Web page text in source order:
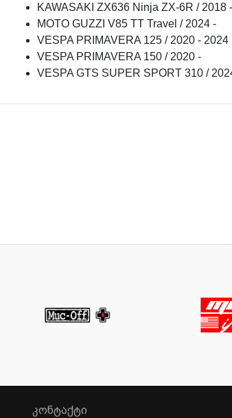
KAWASAKI ZX636 Ninja ZX-6R / 2018
MOTO GUZZI V85 TT Travel / 2024 -
VESPA PRIMAVERA 125 / 2020 - 2024
VESPA PRIMAVERA 150 / 2020 -
VESPA GTS SUPER SPORT 310 /
ᲙᲝᲜᲢᲐᲥᲢᲘ